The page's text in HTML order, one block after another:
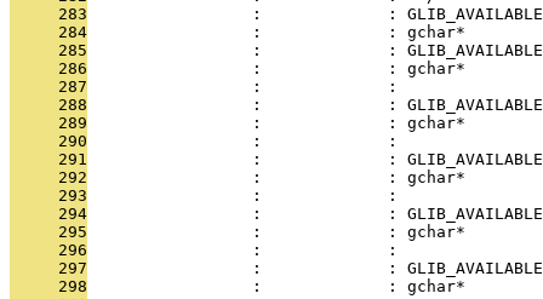
     283
:             :
     284
:             : gchar*
     285
:             :
     286
:             : gchar*
     287
:             :
     288
:             :
     289
:             : gchar*
     290
:             :
     291
:             :
     292
:             : gchar*
     293
:             :
     294
:             :
     295
:             : gchar*
     296
:             :
     297
:             :
     298
:             : gchar*